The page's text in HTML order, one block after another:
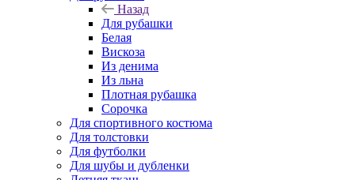
Назад
Для рубашки
Белая
Вискоза
Из денима
Из льна
Плотная рубашка
Сорочка
Для спортивного костюма
Для толстовки
Для футболки
Для шубы и дубленки